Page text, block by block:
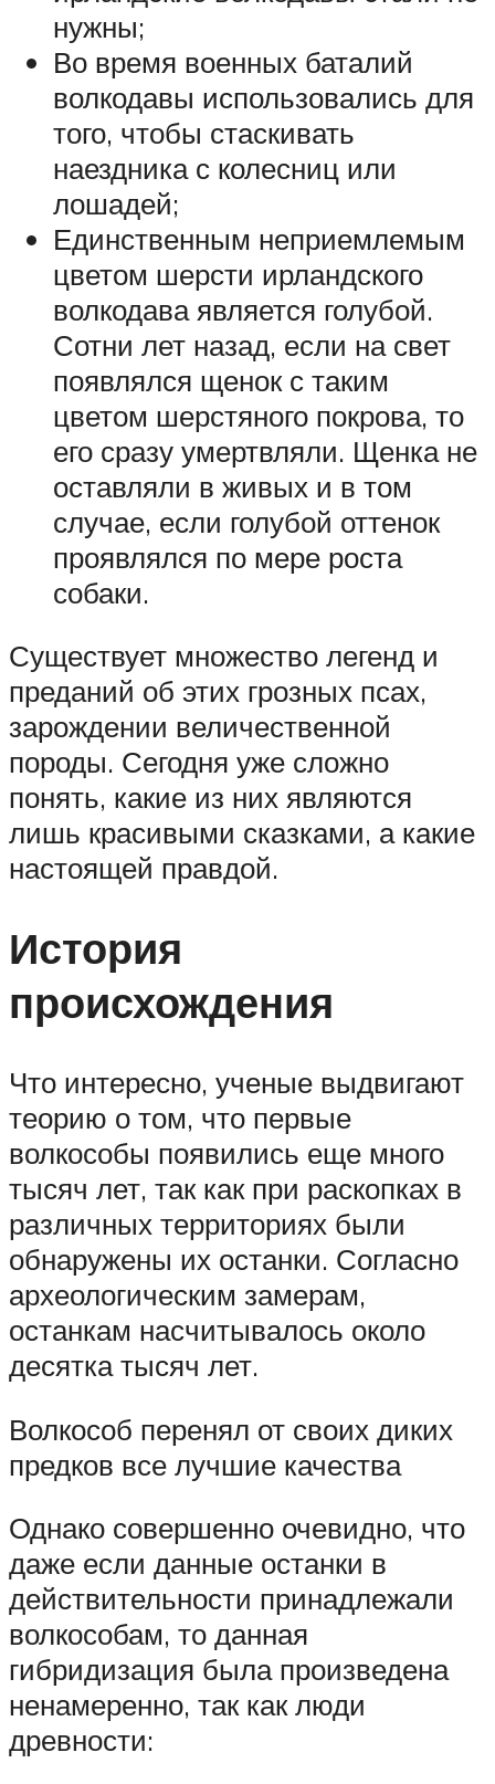
нужны;
Во время военных баталий
волкодавы использовались для
того, чтобы стаскивать
наездника с колесниц или
лошадей;
Единственным неприемлемым
цветом шерсти ирландского
волкодава является голубой.
Сотни лет назад, если на свет
появлялся щенок с таким
цветом шерстяного покрова, то
его сразу умертвляли. Щенка не
оставляли в живых и в том
случае, если голубой оттенок
проявлялся по мере роста
собаки.
Существует множество легенд и
преданий об этих грозных псах,
зарождении величественной
породы. Сегодня уже сложно
понять, какие из них являются
лишь красивыми сказками, а какие
настоящей правдой.
История
происхождения
Что интересно, ученые выдвигают
теорию о том, что первые
волкособы появились еще много
тысяч лет, так как при раскопках в
различных территориях были
обнаружены их останки. Согласно
археологическим замерам,
останкам насчитывалось около
десятка тысяч лет.
Волкособ перенял от своих диких
предков все лучшие качества
Однако совершенно очевидно, что
даже если данные останки в
действительности принадлежали
волкособам, то данная
гибридизация была произведена
ненамеренно, так как люди
древности: